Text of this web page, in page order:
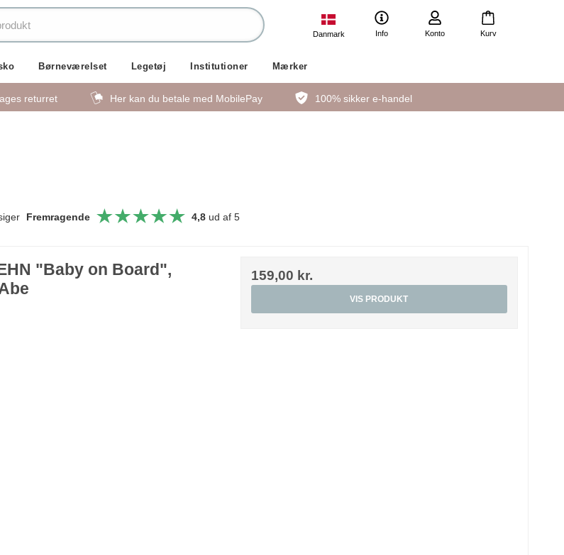
Danmark Info Konto Kurv
Børneværelset Legetøj Institutioner Mærker
returret Her kan du betale med MobilePay 100% sikker e-handel
Fremragende 4,8ud af 5
"Baby on Board",
159,00 kr.
VIS PRODUKT